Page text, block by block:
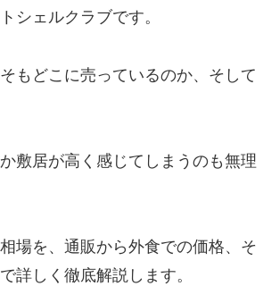
シェルクラブです。
もどこに売っているのか、そして
敷居が高く感じてしまうのも無理
場を、通販から外食での価格、そ
詳しく徹底解説します。